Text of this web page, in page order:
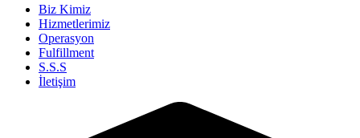
Biz Kimiz
Hizmetlerimiz
Operasyon
Fulfillment
S.S.S
İletişim